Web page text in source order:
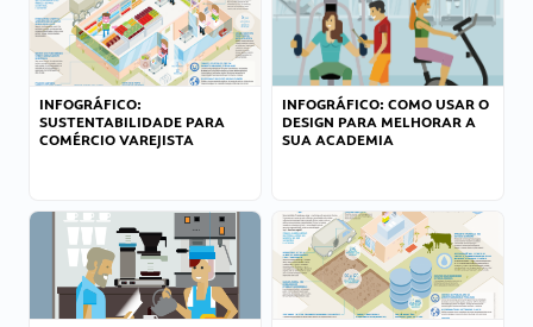
INFOGRÁFICO:
SUSTENTABILIDADE PARA
COMÉRCIO VAREJISTA
INFOGRÁFICO: COMO USAR O
DESIGN PARA MELHORAR A
SUA ACADEMIA